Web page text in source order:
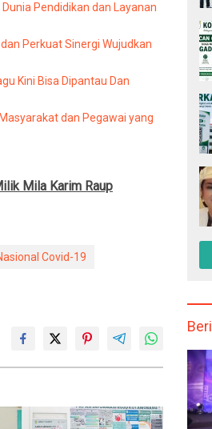
Pendidikan dan Layanan
Perkuat Sinergi Wujudkan
Kini Bisa Dipantau Dan
dan Pegawai yang
Mila Karim Raup
Covid-19